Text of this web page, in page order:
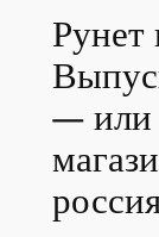
Рунет
— или